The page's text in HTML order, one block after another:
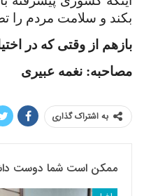
بکند و سلامت مردم را
بازهم از وقتی که در
مصاحبه: نغمه عبیری
به اشتراک گذاری
ممکن است شما دوست